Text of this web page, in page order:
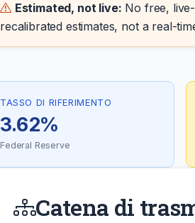
Estimated, not live: No free,
recalibrated estimates, not a real-
TASSO DI RIFERIMENTO
3.62%
Federal Reserve
Catena di